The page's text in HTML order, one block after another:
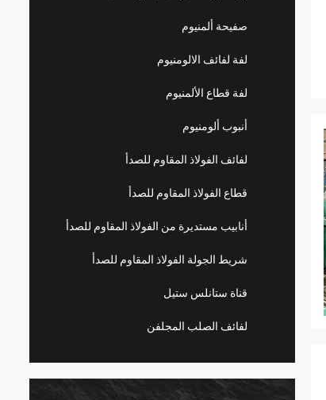
صفيحة ألمنيوم
لفة لفائف الالومنيوم
لفة قطاع الألمنيوم
أنبوب ألومنيوم
لفائف الفولاذ المقاوم للصدأ
قطاع الفولاذ المقاوم للصدأ
أنابيب مستديرة من الفولاذ المقاوم للصدأ
شريط الجولة الفولاذ المقاوم للصدأ
قناة ستانلس ستيل
لفائف الصلب المجلفن